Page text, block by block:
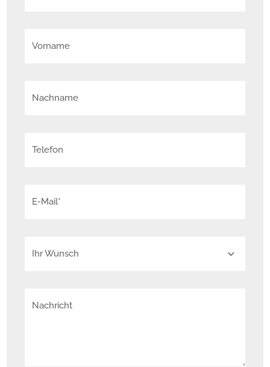
Vorname
Nachname
Telefon
E-Mail*
Ihr Wunsch
Nachricht